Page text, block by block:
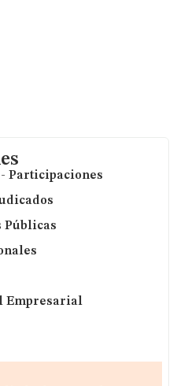
Participaciones
Públicas
Empresarial